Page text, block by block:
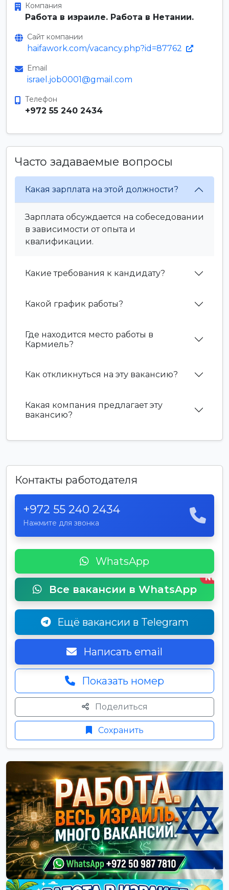
Компания
Работа в израиле. Работа в Нетании.
Сайт компании
haifawork.com/vacancy.php?id=87762
Email
israel.job0001@gmail.com
Телефон
+972 55 240 2434
Часто задаваемые вопросы
Какая зарплата на этой должности?
Зарплата обсуждается на собеседовании
в зависимости от опыта и
квалификации.
Какие требования к кандидату?
Какой график работы?
Где находится место работы в
Кармиель?
Как откликнуться на эту вакансию?
Какая компания предлагает эту
вакансию?
Контакты работодателя
+972 55 240 2434
Нажмите для звонка
WhatsApp
Все вакансии в WhatsApp
New
Ещё вакансии в Telegram
Написать email
Показать номер
Поделиться
Сохранить